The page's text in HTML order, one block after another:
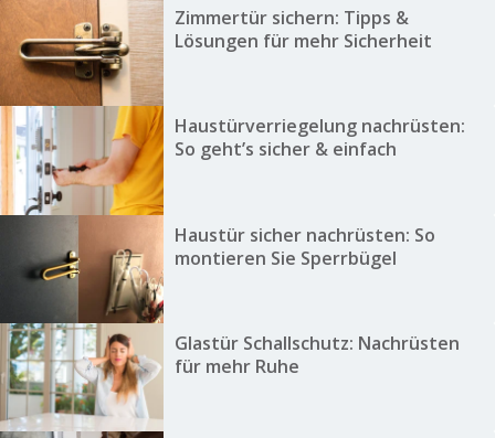
Zimmertür sichern: Tipps &
Lösungen für mehr Sicherheit
Haustürverriegelung nachrüsten:
So geht’s sicher & einfach
Haustür sicher nachrüsten: So
montieren Sie Sperrbügel
Glastür Schallschutz: Nachrüsten
für mehr Ruhe